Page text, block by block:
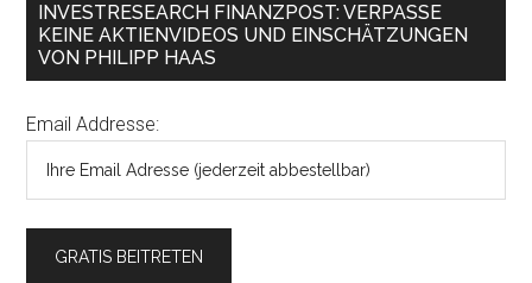
INVESTRESEARCH FINANZPOST: VERPASSE
KEINE AKTIENVIDEOS UND EINSCHÄTZUNGEN
VON PHILIPP HAAS
Email Addresse: